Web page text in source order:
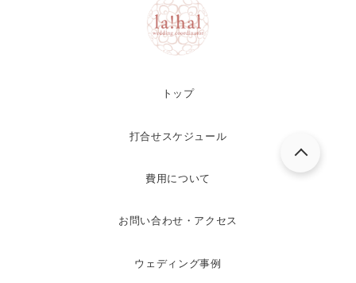
トップ
打合せスケジュール
費用について
お問い合わせ・アクセス
ウェディング事例